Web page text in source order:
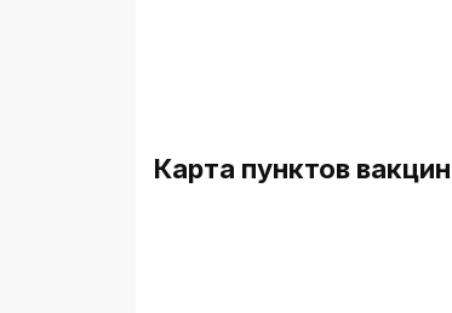
Карта пунктов